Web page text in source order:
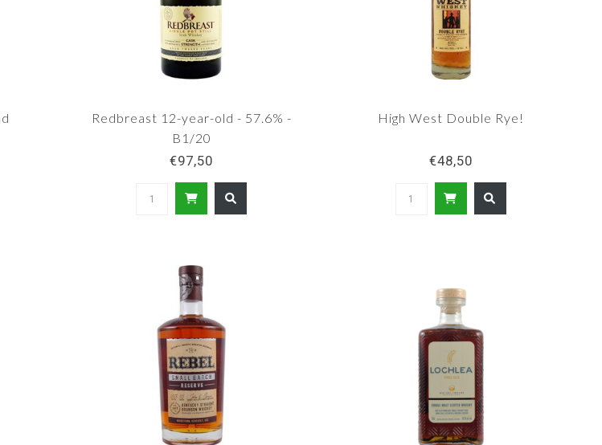
Redbreast 12-year-old - 57.6% -
B1/20
€97,50
High West Double Rye!
€48,50